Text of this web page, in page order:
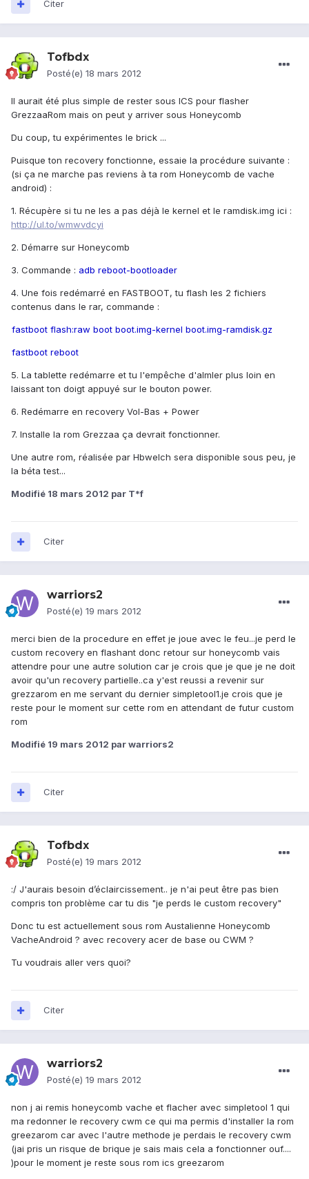
Citer
Tofbdx
Posté(e) 18 mars 2012
Il aurait été plus simple de rester sous ICS pour flasher
GrezzaaRom mais on peut y arriver sous Honeycomb
Du coup, tu expérimentes le brick ...
Puisque ton recovery fonctionne, essaie la procédure suivante :
(si ça ne marche pas reviens à ta rom Honeycomb de vache
android) :
1. Récupère si tu ne les a pas déjà le kernel et le ramdisk.img ici :
http://ul.to/wmwvdcyi
2. Démarre sur Honeycomb
3. Commande : adb reboot-bootloader
4. Une fois redémarré en FASTBOOT, tu flash les 2 fichiers
contenus dans le rar, commande :
fastboot flash:raw boot boot.img-kernel boot.img-ramdisk.gz
fastboot reboot
5. La tablette redémarre et tu l'empêche d'almler plus loin en
laissant ton doigt appuyé sur le bouton power.
6. Redémarre en recovery Vol-Bas + Power
7. Installe la rom Grezzaa ça devrait fonctionner.
Une autre rom, réalisée par Hbwelch sera disponible sous peu, je
la béta test...
Modifié 18 mars 2012 par T*f
Citer
warriors2
Posté(e) 19 mars 2012
merci bien de la procedure en effet je joue avec le feu...je perd le
custom recovery en flashant donc retour sur honeycomb vais
attendre pour une autre solution car je crois que je que je ne doit
avoir qu'un recovery partielle..ca y'est reussi a revenir sur
grezzarom en me servant du dernier simpletool1.je crois que je
reste pour le moment sur cette rom en attendant de futur custom
rom
Modifié 19 mars 2012 par warriors2
Citer
Tofbdx
Posté(e) 19 mars 2012
:/ J'aurais besoin d’éclaircissement.. je n'ai peut être pas bien
compris ton problème car tu dis "je perds le custom recovery"
Donc tu est actuellement sous rom Austalienne Honeycomb
VacheAndroid ? avec recovery acer de base ou CWM ?
Tu voudrais aller vers quoi?
Citer
warriors2
Posté(e) 19 mars 2012
non j ai remis honeycomb vache et flacher avec simpletool 1 qui
ma redonner le recovery cwm ce qui ma permis d'installer la rom
greezarom car avec l'autre methode je perdais le recovery cwm
(jai pris un risque de brique je sais mais cela a fonctionner ouf....
)pour le moment je reste sous rom ics greezarom